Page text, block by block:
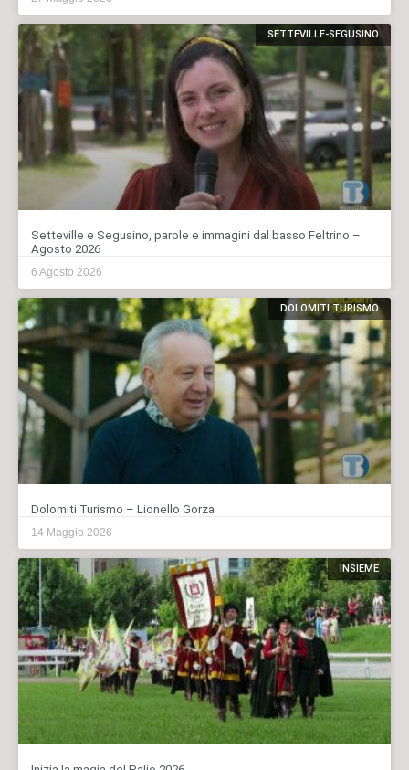
SETTEVILLE-SEGUSINO
Setteville e Segusino, parole e immagini dal basso Feltrino –
Agosto 2026
6 Agosto 2026
DOLOMITI TURISMO
Dolomiti Turismo – Lionello Gorza
14 Maggio 2026
INSIEME